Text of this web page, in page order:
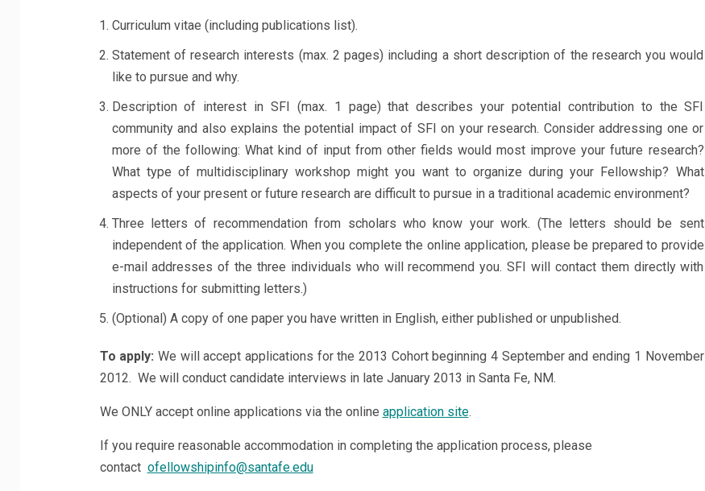
Curriculum vitae (including publications list).
Statement of research interests (max. 2 pages) including a short description of the research you would
like to pursue and why.
Description of interest in SFI (max. 1 page) that describes your potential contribution to the SFI
community and also explains the potential impact of SFI on your research. Consider addressing one or
more of the following: What kind of input from other fields would most improve your future research?
What type of multidisciplinary workshop might you want to organize during your Fellowship? What
aspects of your present or future research are difficult to pursue in a traditional academic environment?
Three letters of recommendation from scholars who know your work. (The letters should be sent
independent of the application. When you complete the online application, please be prepared to provide
e-mail addresses of the three individuals who will recommend you. SFI will contact them directly with
instructions for submitting letters.)
(Optional) A copy of one paper you have written in English, either published or unpublished.
To apply: We will accept applications for the 2013 Cohort beginning 4 September and ending 1 November
2012. We will conduct candidate interviews in late January 2013 in Santa Fe, NM.
We ONLY accept online applications via the online application site.
If you require reasonable accommodation in completing the application process, please
contact ofellowshipinfo@santafe.edu